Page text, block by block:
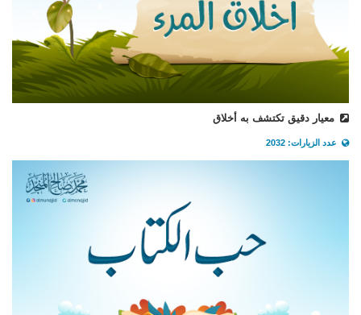
معيار دقيق تكتشف به أخلاق
عدد الزيارات: 2032